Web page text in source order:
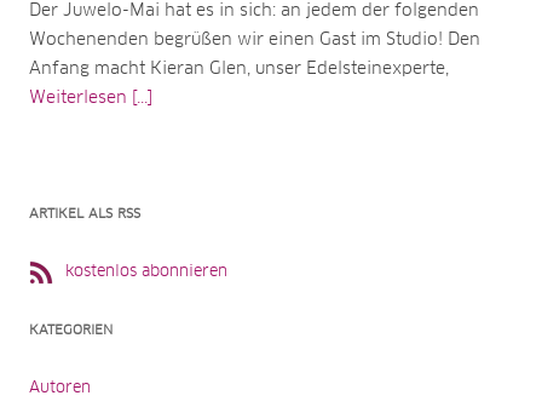
Der Juwelo-Mai hat es in sich: an jedem der folgenden
Wochenenden begrüßen wir einen Gast im Studio! Den
Anfang macht Kieran Glen, unser Edelsteinexperte,
Weiterlesen [...]
ARTIKEL ALS RSS
kostenlos abonnieren
KATEGORIEN
Autoren